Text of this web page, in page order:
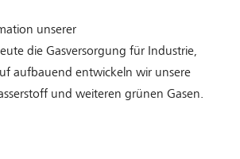
unserer
die Gasversorgung für Industrie,
aufbauend entwickeln wir unsere
und weiteren grünen Gasen.